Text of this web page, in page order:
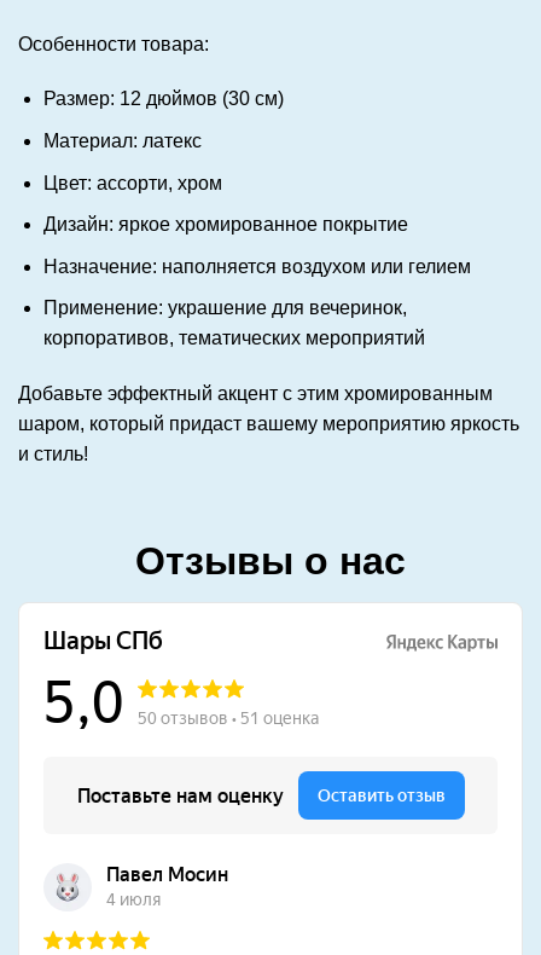
Особенности товара:
Размер: 12 дюймов (30 см)
Материал: латекс
Цвет: ассорти, хром
Дизайн: яркое хромированное покрытие
Назначение: наполняется воздухом или гелием
Применение: украшение для вечеринок,
корпоративов, тематических мероприятий
Добавьте эффектный акцент с этим хромированным
шаром, который придаст вашему мероприятию яркость
и стиль!
Отзывы о нас